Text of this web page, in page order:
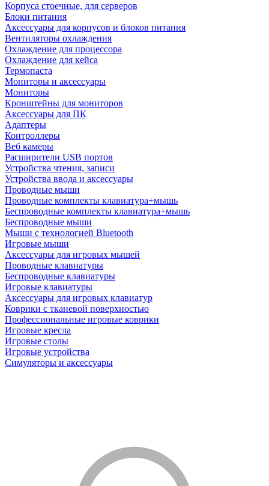
Корпуса стоечные, для серверов
Блоки питания
Аксессуары для корпусов и блоков питания
Вентиляторы охлаждения
Охлаждение для процессора
Охлаждение для кейса
Термопаста
Мониторы и аксессуары
Мониторы
Кронштейны для мониторов
Аксессуары для ПК
Адаптеры
Контроллеры
Веб камеры
Расширители USB портов
Устройства чтения, записи
Устройства ввода и аксессуары
Проводные мыши
Проводные комплекты клавиатура+мышь
Беспроводные комплекты клавиатура+мышь
Беспроводные мыши
Мыши с технологией Bluetooth
Игровые мыши
Аксессуары для игровых мышей
Проводные клавиатуры
Беспроводные клавиатуры
Игровые клавиатуры
Аксессуары для игровых клавиатур
Коврики с тканевой поверхностью
Профессиональные игровые коврики
Игровые кресла
Игровые столы
Игровые устройства
Симуляторы и аксессуары